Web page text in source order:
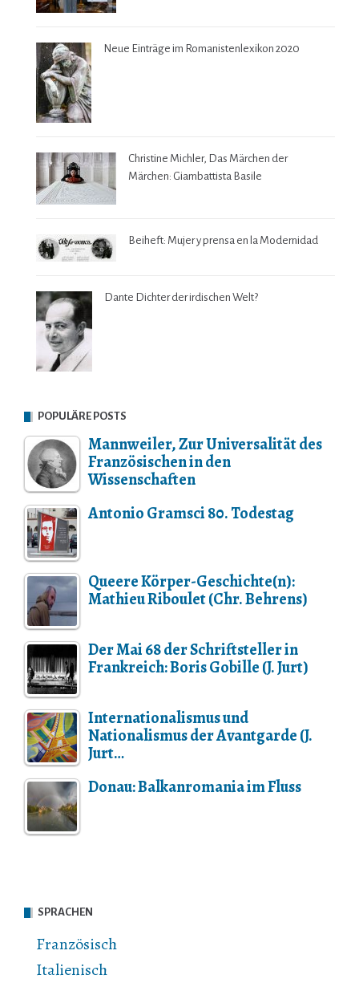
Neue Einträge im Romanistenlexikon 2020
Christine Michler, Das Märchen der
Märchen: Giambattista Basile
Beiheft: Mujer y prensa en la Modernidad
Dante Dichter der irdischen Welt?
POPULÄRE POSTS
Mannweiler, Zur Universalität des
Französischen in den
Wissenschaften
Antonio Gramsci 80. Todestag
Queere Körper-Geschichte(n):
Mathieu Riboulet (Chr. Behrens)
Der Mai 68 der Schriftsteller in
Frankreich: Boris Gobille (J. Jurt)
Internationalismus und
Nationalismus der Avantgarde (J.
Jurt…
Donau: Balkanromania im Fluss
SPRACHEN
Französisch
Italienisch